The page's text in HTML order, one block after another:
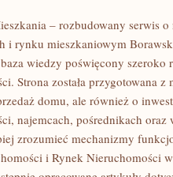
– rozbudowany serwis
i rynku mieszkaniowym
wiedzy poświęcony szeroko
Strona została przygotowana
domu, ale również o
najemcach, pośrednikach
zrozumieć mechanizmy
i Rynek Nieruchomości